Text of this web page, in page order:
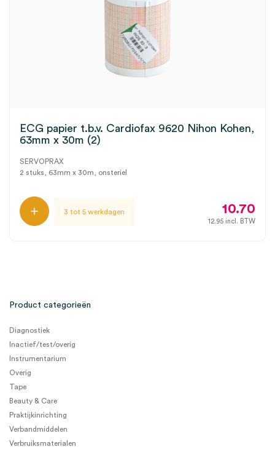
ECG papier t.b.v. Cardiofax 9620 Nihon Kohen,
63mm x 30m (2)
SERVOPRAX
2 stuks, 63mm x 30m, onsteriel
3 tot 5 werkdagen 10.70
12.95 incl. BTW
Product categorieën
Diagnostiek
Inactief/test/overig
Instrumentarium
Overig
Tape
Beauty & Care
Praktijkinrichting
Verbandmiddelen
Verbruiksmaterialen